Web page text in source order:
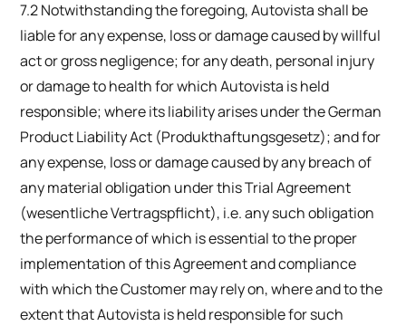
7.2 Notwithstanding the foregoing, Autovista shall be
liable for any expense, loss or damage caused by willful
act or gross negligence; for any death, personal injury
or damage to health for which Autovista is held
responsible; where its liability arises under the German
Product Liability Act (Produkthaftungsgesetz); and for
any expense, loss or damage caused by any breach of
any material obligation under this Trial Agreement
(wesentliche Vertragspflicht), i.e. any such obligation
the performance of which is essential to the proper
implementation of this Agreement and compliance
with which the Customer may rely on, where and to the
extent that Autovista is held responsible for such